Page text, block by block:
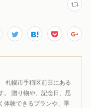
札幌市手稲区前田にある
。 贈り物や、記念日、思
体験できるプランや、季